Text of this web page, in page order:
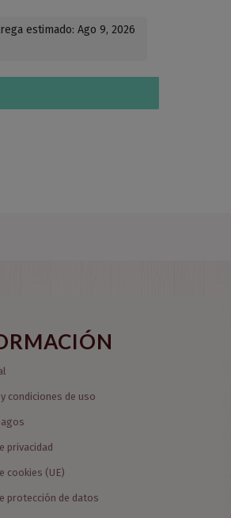
estimado: Ago 9, 2026
condiciones de uso
privacidad
cookies (UE)
protección de datos